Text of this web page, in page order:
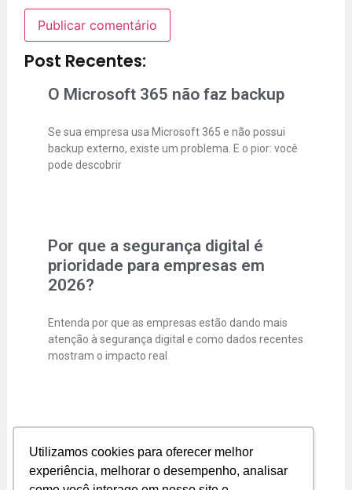
Utilizamos cookies para oferecer melhor
experiência, melhorar o desempenho, analisar
Post Recentes:
O Microsoft 365 não faz backup
Se sua empresa usa Microsoft 365 e não possui
backup externo, existe um problema. E o pior: você
pode descobrir
Por que a segurança digital é
prioridade para empresas em
2026?
Entenda por que as empresas estão dando mais
atenção à segurança digital e como dados recentes
mostram o impacto real
Empresas